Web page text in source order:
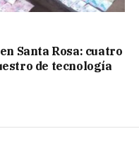
Santa Rosa: cuatro
de tecnología